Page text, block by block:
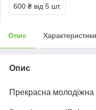
600 ₴ від 5 шт.
Опис Характеристики
Опис
Прекрасна молодіжна